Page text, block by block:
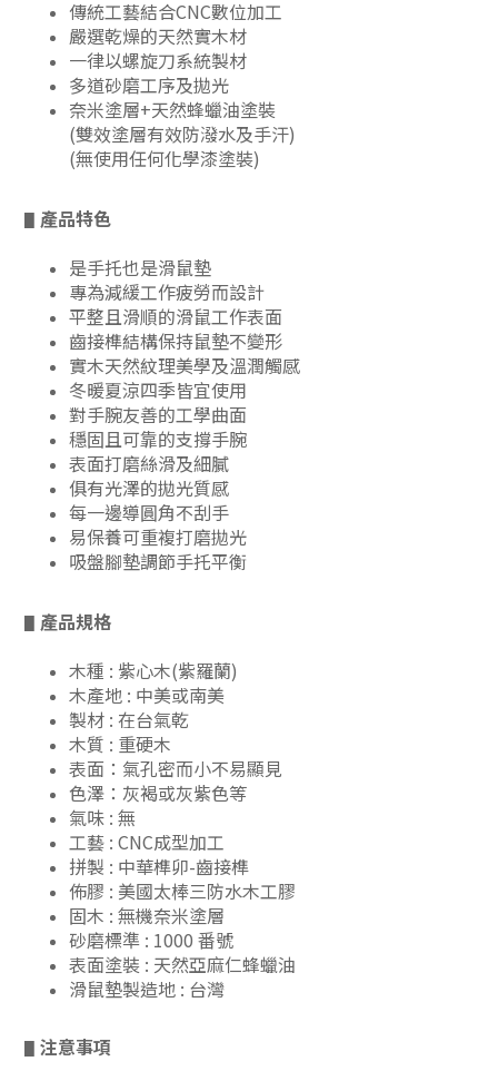
傳統工藝結合CNC數位加工
嚴選乾燥的天然實木材
一律以螺旋刀系統製材
多道砂磨工序及拋光
奈米塗層+天然蜂蠟油塗裝
(雙效塗層有效防潑水及手汗)
(無使用任何化學漆塗裝)
▋ 產品特色
是手托也是滑鼠墊
專為減緩工作疲勞而設計
平整且滑順的滑鼠工作表面
齒接榫結構保持鼠墊不變形
實木天然紋理美學及溫潤觸感
冬暖夏涼四季皆宜使用
對手腕友善的工學曲面
穩固且可靠的支撐手腕
表面打磨絲滑及細膩
俱有光澤的拋光質感
每一邊導圓角不刮手
易保養可重複打磨拋光
吸盤腳墊調節手托平衡
▋ 產品規格
木種 : 紫心木(紫羅蘭)
木產地 : 中美或南美
製材 : 在台氣乾
木質 : 重硬木
表面：氣孔密而小不易顯見
色澤：灰褐或灰紫色等
氣味 : 無
工藝 : CNC成型加工
拼製 : 中華榫卯-齒接榫
佈膠 : 美國太棒三防水木工膠
固木 : 無機奈米塗層
砂磨標準 : 1000 番號
表面塗裝 : 天然亞麻仁蜂蠟油
滑鼠墊製造地 : 台灣
▋ 注意事項